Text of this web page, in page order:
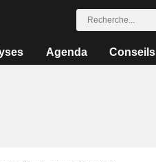
Agenda Conseils